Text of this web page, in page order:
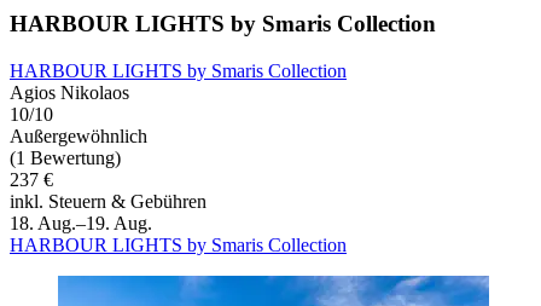
HARBOUR LIGHTS by Smaris Collection
HARBOUR LIGHTS by Smaris Collection
Agios Nikolaos
10/10
Außergewöhnlich
(1 Bewertung)
237 €
inkl. Steuern & Gebühren
18. Aug.–19. Aug.
HARBOUR LIGHTS by Smaris Collection